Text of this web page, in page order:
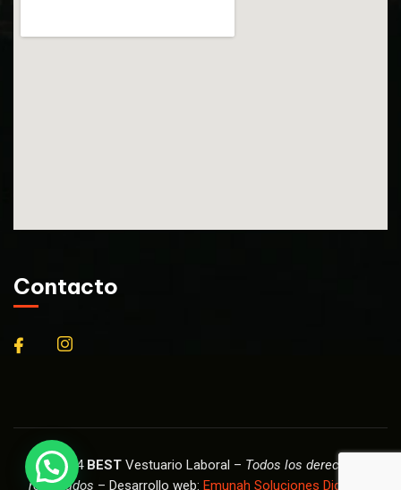
Contacto
© 2024 BEST Vestuario Laboral – Todos los derechos
reservados – Desarrollo web: Emunah Soluciones Digitales